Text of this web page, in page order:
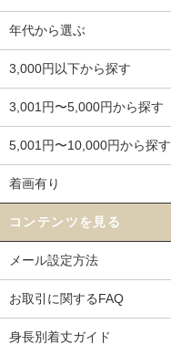
年代から選ぶ
3,000円以下から探す
3,001円〜5,000円から探す
5,001円〜10,000円から探す
着画有り
コンテンツを見る
メール設定方法
お取引に関するFAQ
身長別着丈ガイド